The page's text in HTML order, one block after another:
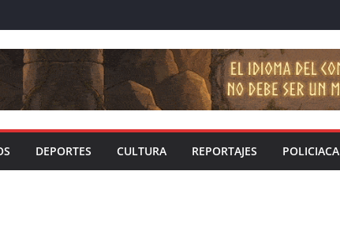
DEPORTES CULTURA REPORTAJES POLICIACA